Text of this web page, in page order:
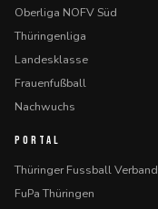
Oberliga NOFV Süd
Thüringenliga
Landesklasse
Frauenfußball
Nachwuchs
PORTAL
Thüringer Fussball Verband
FuPa Thüringen